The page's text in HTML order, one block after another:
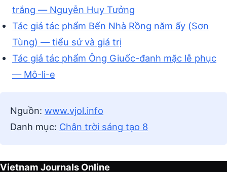
trắng — Nguyễn Huy Tưởng
Tác giả tác phẩm Bến Nhà Rồng năm ấy (Sơn
Tùng) — tiểu sử và giá trị
Tác giả tác phẩm Ông Giuốc-đanh mặc lễ phục
— Mô-li-e
Nguồn: www.vjol.info
Danh mục: Chân trời sáng tạo 8
Vietnam Journals Online